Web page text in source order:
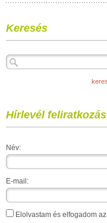
Keresés
Hírlevél feliratkozás
Név:
E-mail:
Elolvastam és elfogadom az